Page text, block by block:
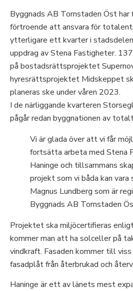
Byggnads AB Tornstaden Öst
förtroende att ansvara för
ytterligare ett kvarter i stadsdelen
uppdrag av Stena Fastigheter.
på bostadsrättsprojektet
hyresrättsprojektet Midskeppet
planeras ske under våren 2023.
I de närliggande kvarteren
pågår redan byggnationen av
Vi är glada över att vi får
fortsätta arbeta med Stena
Haninge och tillsammans
projekt som vi båda kan
Magnus Lundberg som är
Byggnads AB Tornstaden
Projektet ska miljöcertifieras
kommer man att ha solceller på
vindkraft. Fasaden kommer till
fasadplåt från återbrukad och
Haninge är ett av länets mest